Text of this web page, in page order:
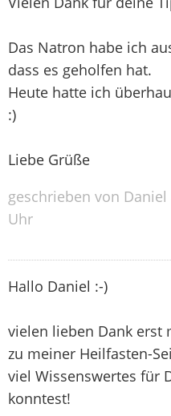
Das Natron habe ich
dass es geholfen hat.
Heute hatte ich
:)
Liebe Grüße
geschrieben von
Uhr
Hallo Daniel :-)
vielen lieben Dank
zu meiner Heilfasten-
viel Wissenswertes für
konntest!